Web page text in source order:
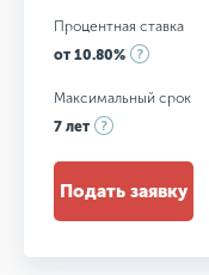
Процентная ставка
от 10.80%
Максимальный срок
7 лет
Подать заявку